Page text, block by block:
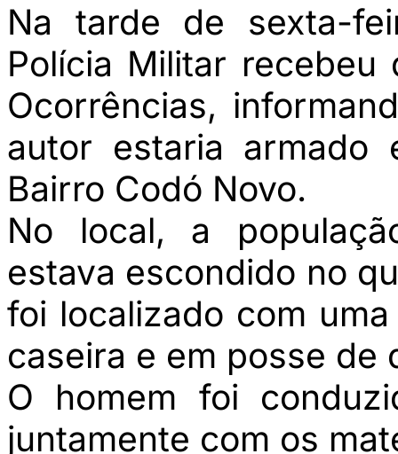
Na tarde de sexta-
Polícia Militar
Ocorrências,
autor estaria armado
Bairro Codó Novo.
No local, a
estava escondido no
foi localizado com
caseira e em posse de
O homem foi
juntamente com os